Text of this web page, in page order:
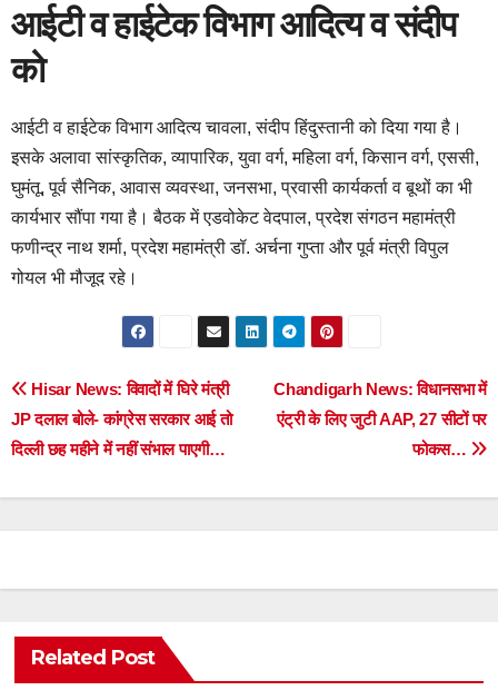
आईटी व हाईटेक विभाग आदित्य व संदीप
को
आईटी व हाईटेक विभाग आदित्य चावला, संदीप हिंदुस्तानी को दिया गया है।
इसके अलावा सांस्कृतिक, व्यापारिक, युवा वर्ग, महिला वर्ग, किसान वर्ग, एससी,
घुमंतू, पूर्व सैनिक, आवास व्यवस्था, जनसभा, प्रवासी कार्यकर्ता व बूथों का भी
कार्यभार सौंपा गया है। बैठक में एडवोकेट वेदपाल, प्रदेश संगठन महामंत्री
फणीन्द्र नाथ शर्मा, प्रदेश महामंत्री डॉ. अर्चना गुप्ता और पूर्व मंत्री विपुल
गोयल भी मौजूद रहे।
Post
navigation
Chandigarh News: विधानसभा में
एंट्री के लिए जुटी AAP, 27 सीटों पर
फोकस…
Hisar News: विवादों में घिरे मंत्री
JP दलाल बोले- कांग्रेस सरकार आई तो
दिल्ली छह महीने में नहीं संभाल पाएगी…
Related Post